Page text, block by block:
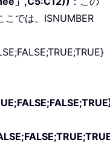
こでは、ISNUMBER